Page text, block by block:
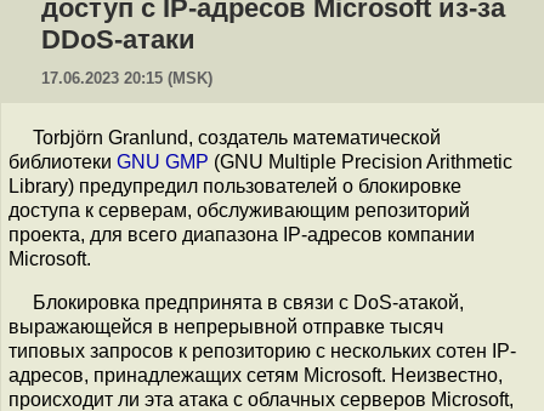
доступ с IP-адресов Microsoft из-за
DDoS-атаки
17.06.2023 20:15 (MSK)
Torbjörn Granlund, создатель математической
библиотеки GNU GMP (GNU Multiple Precision Arithmetic
Library) предупредил пользователей о блокировке
доступа к серверам, обслуживающим репозиторий
проекта, для всего диапазона IP-адресов компании
Microsoft.
Блокировка предпринята в связи с DoS-атакой,
выражающейся в непрерывной отправке тысяч
типовых запросов к репозиторию с нескольких сотен IP-
адресов, принадлежащих сетям Microsoft. Неизвестно,
происходит ли эта атака с облачных серверов Microsoft,